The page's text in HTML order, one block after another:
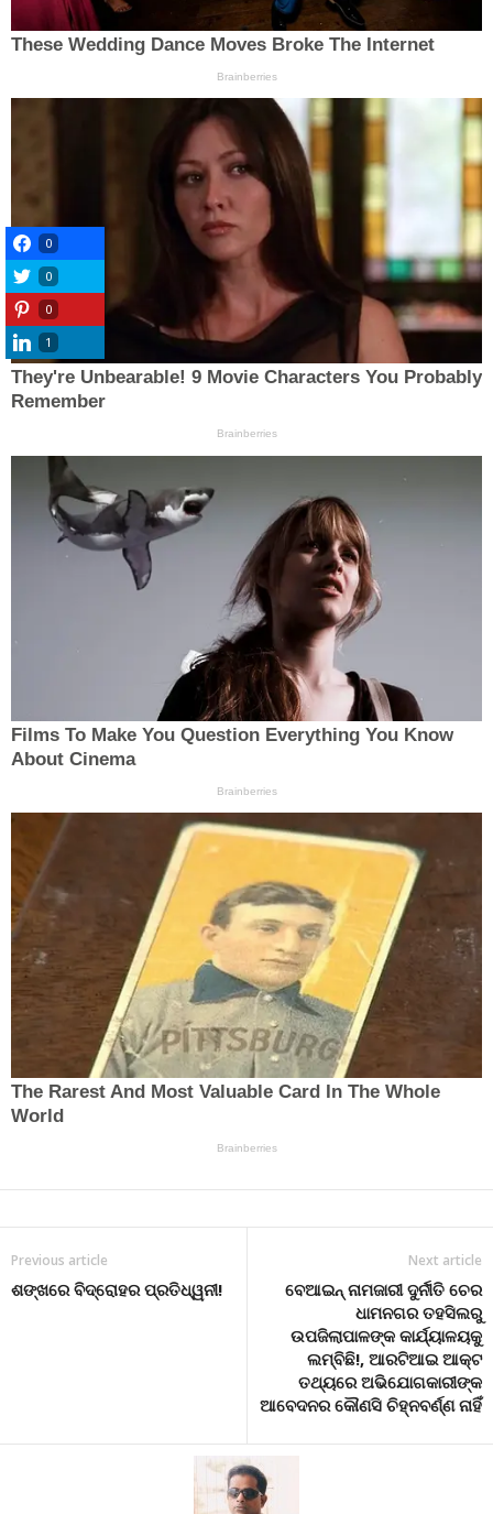
Previous article
ଶଙ୍ଖରେ ବିଦ୍ରୋହର ପ୍ରତିଧ୍ୱନୀ!
Next article
ବେଆଇନ୍ ନାମଜାରୀ ଦୁର୍ନୀତି ଚେର
ଧାମନଗର ତହସିଲରୁ
ଉପଜିଲାପାଳଙ୍କ କାର୍ଯ୍ୟାଳୟକୁ
ଲମ୍ବିଛି!, ଆରଟିଆଇ ଆକ୍ଟ
ତଥ୍ୟରେ ଅଭିଯୋଗକାରୀଙ୍କ
ଆବେଦନର କୌଣସି ଚିହ୍ନବର୍ଣ୍ଣ ନାହିଁ
0
0
0
1